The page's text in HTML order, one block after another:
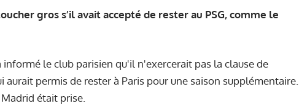
gros s’il avait accepté de rester au PSG, comme le
informé le club parisien qu'il n'exercerait pas la clause de
permis de rester à Paris pour une saison supplémentaire.
était prise.